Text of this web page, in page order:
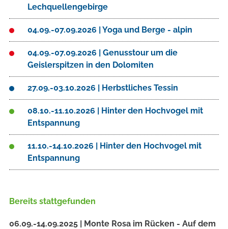
Lechquellengebirge
04.09.-07.09.2026 | Yoga und Berge - alpin
04.09.-07.09.2026 | Genusstour um die
Geislerspitzen in den Dolomiten
27.09.-03.10.2026 | Herbstliches Tessin
08.10.-11.10.2026 | Hinter den Hochvogel mit
Entspannung
11.10.-14.10.2026 | Hinter den Hochvogel mit
Entspannung
Bereits stattgefunden
06.09.-14.09.2025 | Monte Rosa im Rücken - Auf dem